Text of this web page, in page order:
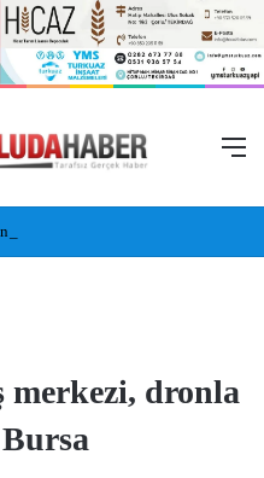
merkezi, dronla